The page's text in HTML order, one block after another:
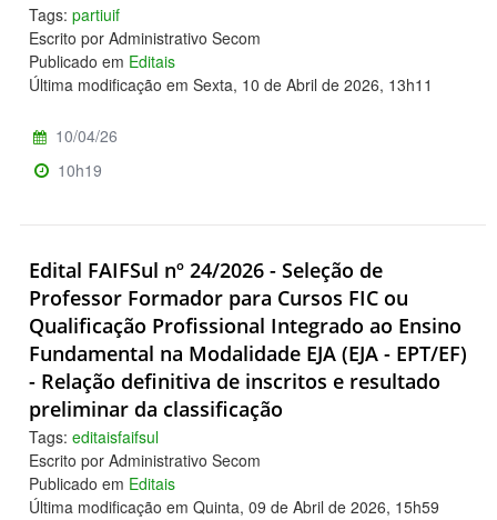
Tags: partiuif
Escrito por Administrativo Secom
Publicado em Editais
Última modificação em Sexta, 10 de Abril de 2026, 13h11
10/04/26
10h19
Edital FAIFSul nº 24/2026 - Seleção de
Professor Formador para Cursos FIC ou
Qualificação Profissional Integrado ao Ensino
Fundamental na Modalidade EJA (EJA - EPT/EF)
- Relação definitiva de inscritos e resultado
preliminar da classificação
Tags: editaisfaifsul
Escrito por Administrativo Secom
Publicado em Editais
Última modificação em Quinta, 09 de Abril de 2026, 15h59